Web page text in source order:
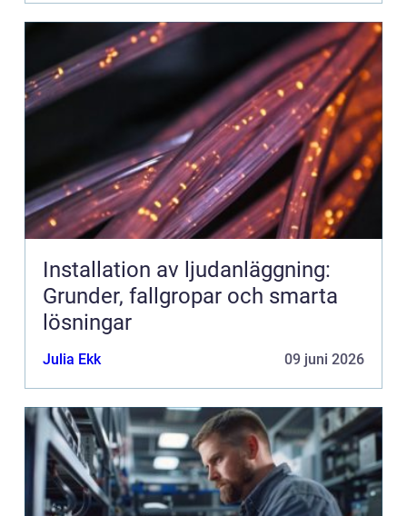
Installation av ljudanläggning:
Grunder, fallgropar och smarta
lösningar
Julia Ekk 09 juni 2026